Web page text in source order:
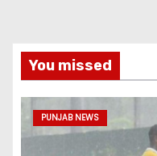
You missed
PUNJAB NEWS